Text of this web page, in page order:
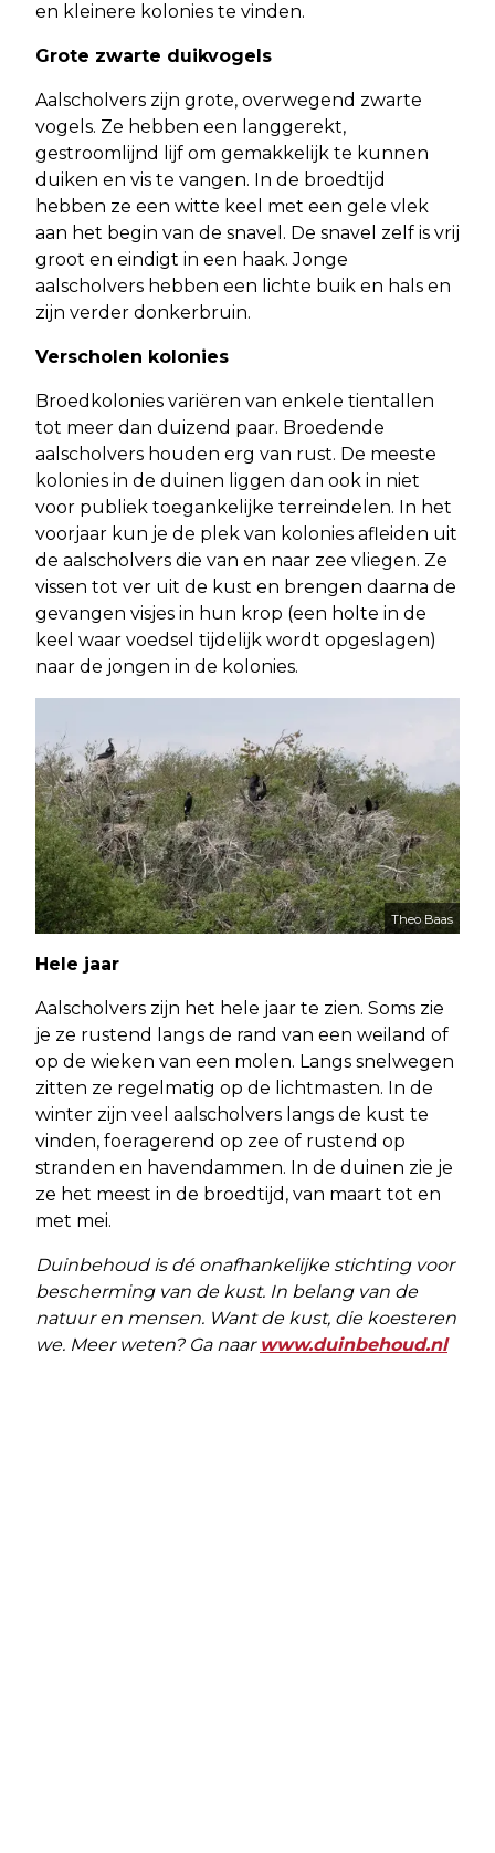
en kleinere kolonies te vinden.
Grote zwarte duikvogels
Aalscholvers zijn grote, overwegend zwarte
vogels. Ze hebben een langgerekt,
gestroomlijnd lijf om gemakkelijk te kunnen
duiken en vis te vangen. In de broedtijd
hebben ze een witte keel met een gele vlek
aan het begin van de snavel. De snavel zelf is vrij
groot en eindigt in een haak. Jonge
aalscholvers hebben een lichte buik en hals en
zijn verder donkerbruin.
Verscholen kolonies
Broedkolonies variëren van enkele tientallen
tot meer dan duizend paar. Broedende
aalscholvers houden erg van rust. De meeste
kolonies in de duinen liggen dan ook in niet
voor publiek toegankelijke terreindelen. In het
voorjaar kun je de plek van kolonies afleiden uit
de aalscholvers die van en naar zee vliegen. Ze
vissen tot ver uit de kust en brengen daarna de
gevangen visjes in hun krop (een holte in de
keel waar voedsel tijdelijk wordt opgeslagen)
naar de jongen in de kolonies.
Theo Baas
Hele jaar
Aalscholvers zijn het hele jaar te zien. Soms zie
je ze rustend langs de rand van een weiland of
op de wieken van een molen. Langs snelwegen
zitten ze regelmatig op de lichtmasten. In de
winter zijn veel aalscholvers langs de kust te
vinden, foeragerend op zee of rustend op
stranden en havendammen. In de duinen zie je
ze het meest in de broedtijd, van maart tot en
met mei.
Duinbehoud is dé onafhankelijke stichting voor
bescherming van de kust. In belang van de
natuur en mensen. Want de kust, die koesteren
we. Meer weten? Ga naar www.duinbehoud.nl